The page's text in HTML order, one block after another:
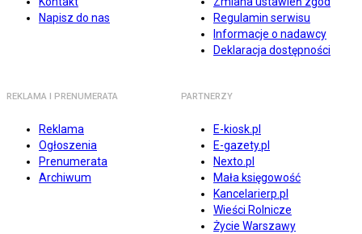
Napisz do nas
Regulamin serwisu
Informacje o nadawcy
Deklaracja dostępności
REKLAMA I PRENUMERATA
Reklama
Ogłoszenia
Prenumerata
Archiwum
PARTNERZY
E-kiosk.pl
E-gazety.pl
Nexto.pl
Mała księgowość
Kancelarierp.pl
Wieści Rolnicze
Życie Warszawy